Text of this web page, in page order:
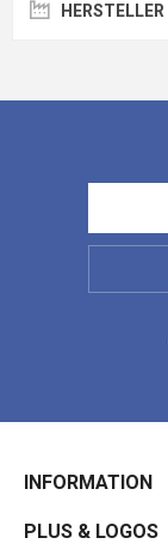
HERSTELLER
INFORMATION
PLUS & LOGOS